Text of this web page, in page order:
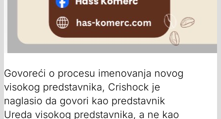
Govoreći o procesu imenovanja novog
visokog predstavnika, Crishock je
naglasio da govori kao predstavnik
Ureda visokog predstavnika, a ne kao